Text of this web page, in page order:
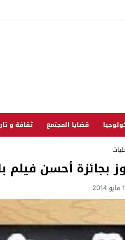
قضايا المجتمع ثقافة و
أحسن فيلم بالمهرجان